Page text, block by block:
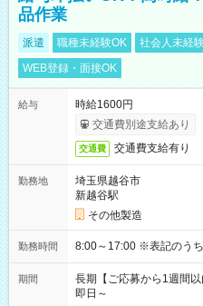
品作業
派遣 職種未経験OK 社会人未経
WEB登録・面接OK
給与
時給1600円
交通費別途支給あり
交通費 交通費支給有り
勤務地
埼玉県越谷市
新越谷駅
その他製造
勤務時間 8:00～17:00 ※表
期間
長期【ご応募から1週間
即日～